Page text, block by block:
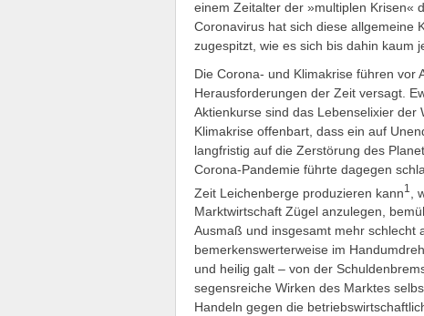
einem Zeitalter der »multiplen Krisen«
Coronavirus hat sich diese allgemeine
zugespitzt, wie es sich bis dahin kaum
Die Corona- und Klimakrise führen vor
Herausforderungen der Zeit versagt.
Aktienkurse sind das Lebenselixier der
Klimakrise offenbart, dass ein auf
langfristig auf die Zerstörung des
Corona-Pandemie führte dagegen
Zeit Leichenberge produzieren kann1
,
Marktwirtschaft Zügel anzulegen,
Ausmaß und insgesamt mehr schlecht
bemerkenswerterweise im
und heilig galt – von der
segensreiche Wirken des Marktes
Handeln gegen die